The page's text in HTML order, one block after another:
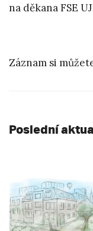
na děkana FSE
Záznam si
Poslední